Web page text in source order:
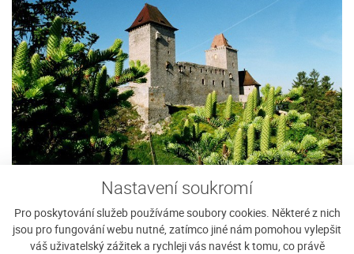
Nastavení soukromí
Pro poskytování služeb používáme soubory cookies. Některé z nich
jsou pro fungování webu nutné, zatímco jiné nám pomohou vylepšit
váš uživatelský zážitek a rychleji vás navést k tomu, co právě